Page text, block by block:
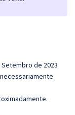
Setembro de 2023